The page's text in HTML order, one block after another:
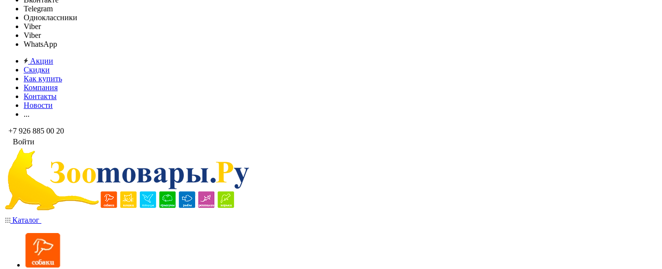
Telegram
Одноклассники
Viber
Viber
WhatsApp
Акции
Скидки
Как купить
Компания
Контакты
Новости
...
+7 926 885 00 20
Войти
Каталог